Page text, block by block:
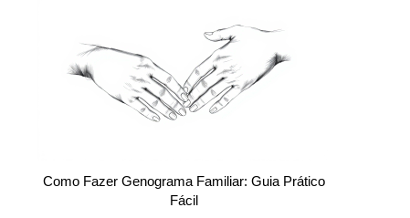
Como Fazer Genograma Familiar: Guia Prático
Fácil